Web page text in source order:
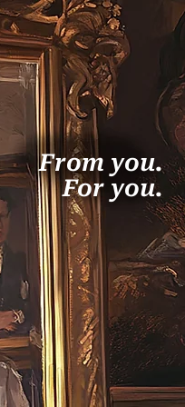
From you.
For you.